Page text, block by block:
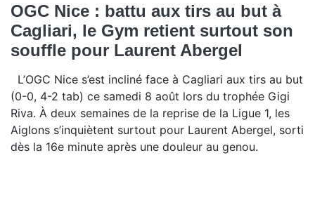
OGC Nice : battu aux tirs au but à
Cagliari, le Gym retient surtout son
souffle pour Laurent Abergel
L’OGC Nice s’est incliné face à Cagliari aux tirs au but
(0-0, 4-2 tab) ce samedi 8 août lors du trophée Gigi
Riva. À deux semaines de la reprise de la Ligue 1, les
Aiglons s’inquiètent surtout pour Laurent Abergel, sorti
dès la 16e minute après une douleur au genou.